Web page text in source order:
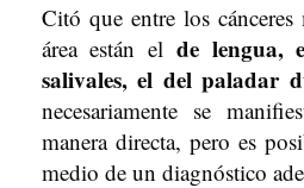
Citó que entre los cánceres
área están elde lengua,
salivales, el del paladar
necesariamente se
manera directa, pero es
medio de un diagnóstico